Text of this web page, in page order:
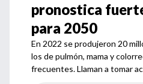
pronostica
para 2050
En 2022 se produjeron 20
los de pulmón, mama y
frecuentes. Llaman a tomar